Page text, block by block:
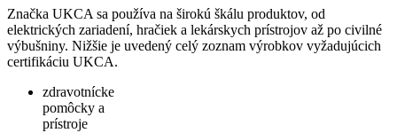
Značka UKCA sa používa na širokú škálu produktov, od
elektrických zariadení, hračiek a lekárskych prístrojov až po civilné
výbušniny. Nižšie je uvedený celý zoznam výrobkov vyžadujúcich
certifikáciu UKCA.
zdravotnícke
pomôcky a
prístroje